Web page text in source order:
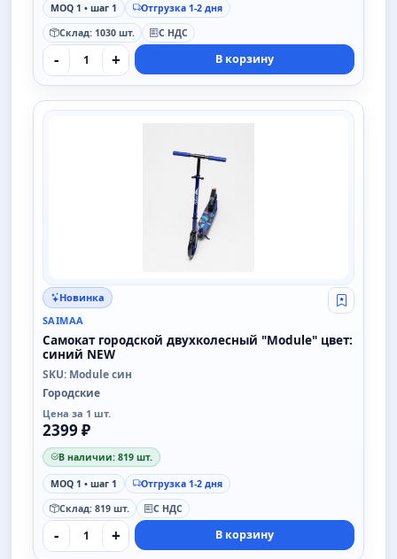
MOQ 1 • шаг 1
Отгрузка 1-2 дня
Склад: 1030 шт.
С НДС
- + В корзину
SAIMAA
Новинка
Свой
SAIMAA
Самокат городской двухколесный "Module" цвет:
синий NEW
SKU: Module син
Городские
Цена за 1 шт.
2399 ₽
В наличии: 819 шт.
MOQ 1 • шаг 1
Отгрузка 1-2 дня
Склад: 819 шт.
С НДС
- + В корзину